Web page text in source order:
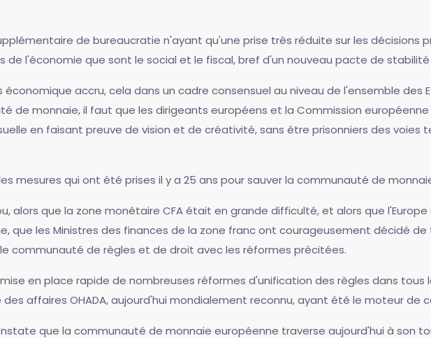
de bureaucratie n'ayant qu'une prise très réduite sur les décisions
de l'économie que sont le social et le fiscal, bref d'un nouveau pacte de stabilité
économique accru, cela dans un cadre consensuel au niveau de l'ensemble des
de monnaie, il faut que les dirigeants européens et la Commission
en faisant preuve de vision et de créativité, sans être prisonniers des voies
mesures qui ont été prises il y a 25 ans pour sauver la communauté de
alors que la zone monétaire CFA était en grande difficulté, et alors que
que les Ministres des finances de la zone franc ont courageusement décidé
communauté de règles et de droit avec les réformes précitées.
en place rapide de nombreuses réformes d'unification des règles dans tous
affaires OHADA, aujourd'hui mondialement reconnu, ayant été le moteur de
que la communauté de monnaie européenne traverse aujourd'hui à son